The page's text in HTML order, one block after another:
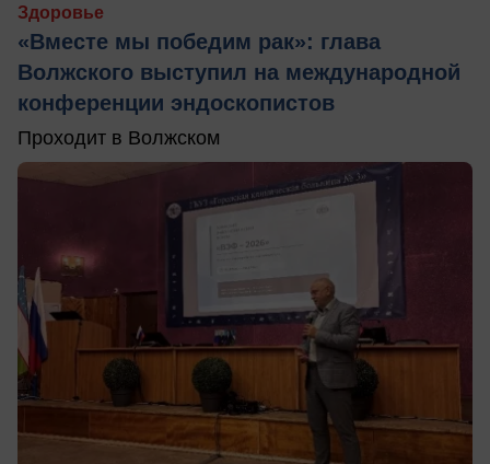
Здоровье
«Вместе мы победим рак»: глава
Волжского выступил на международной
конференции эндоскопистов
Проходит в Волжском